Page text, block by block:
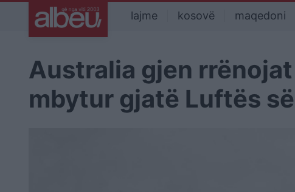
lajme kosovë maqedoni
Australia gjen
mbytur gjatë Luftës